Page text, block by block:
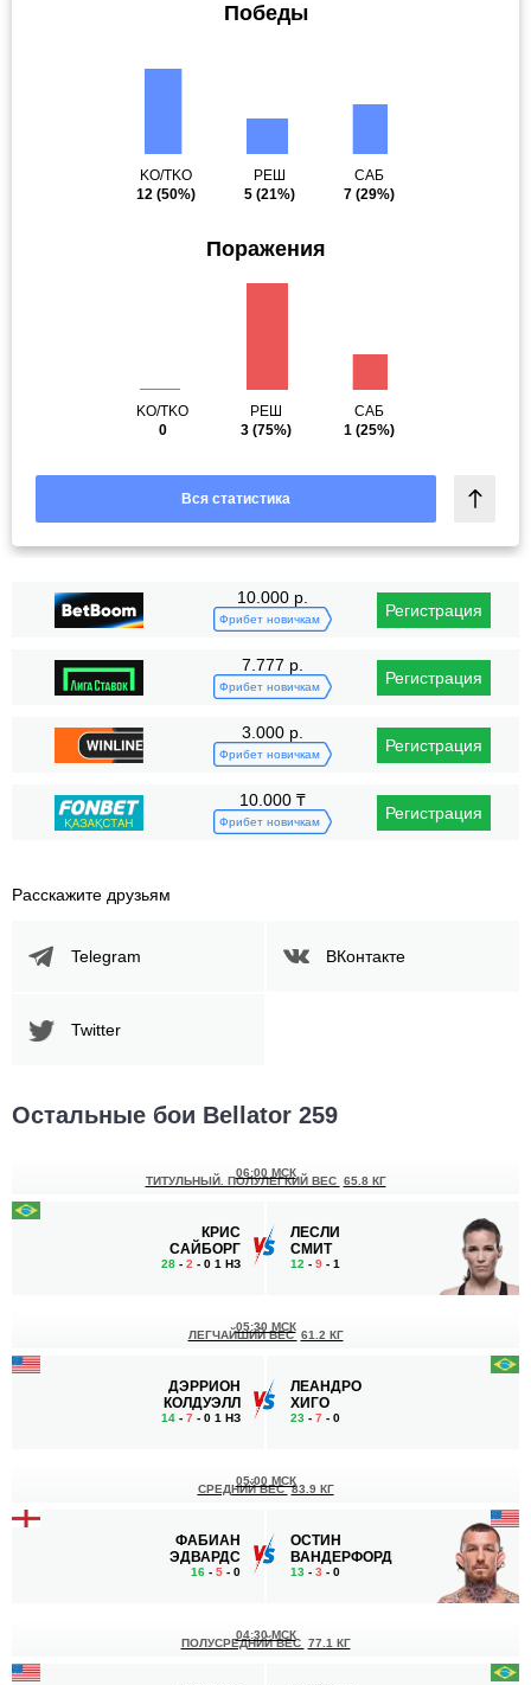
Победы
KO/TKO
12 (50%)
РЕШ
5 (21%)
САБ
7 (29%)
Поражения
KO/TKO
0
РЕШ
3 (75%)
САБ
1 (25%)
Вся статистика
10.000 р.
Фрибет новичкам Регистрация
7.777 р.
Фрибет новичкам Регистрация
3.000 р.
Фрибет новичкам Регистрация
10.000 ₸
Фрибет новичкам Регистрация
Расскажите друзьям
Telegram ВКонтакте
Twitter
Остальные бои Bellator 259
КРИС
САЙБОРГ
28 - 2 - 0 1 НЗ
06:00 МСК
ТИТУЛЬНЫЙ. ПОЛУЛЕГКИЙ ВЕС 65.8 КГ
ЛЕСЛИ
СМИТ
12 - 9 - 1
ДЭРРИОН
КОЛДУЭЛЛ
14 - 7 - 0 1 НЗ
05:30 МСК
ЛЕГЧАЙШИЙ ВЕС 61.2 КГ
ЛЕАНДРО
ХИГО
23 - 7 - 0
ФАБИАН
ЭДВАРДС
16 - 5 - 0
05:00 МСК
СРЕДНИЙ ВЕС 83.9 КГ
ОСТИН
ВАНДЕРФОРД
13 - 3 - 0
04:30 МСК
ПОЛУСРЕДНИЙ ВЕС 77.1 КГ